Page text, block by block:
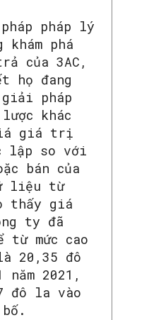
pháp lý
khám phá
của 3AC,
họ đang
pháp
khác
giá trị
lập so với
bán của
liệu từ
thấy giá
ty đã
từ mức cao
20,35 đô
2021,
đô la vào